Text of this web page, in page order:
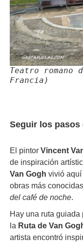
Teatro romano
Francia)
Seguir los pasos
El pintor Vincent
de inspiración
Van Gogh vivió aquí
obras más
del café de noche.
Hay una ruta
la Ruta de Van
artista encontró